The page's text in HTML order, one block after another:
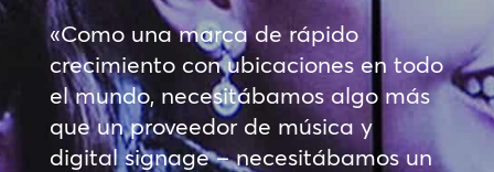
«Como una marca de rápido
crecimiento con ubicaciones en todo
el mundo, necesitábamos algo más
que un proveedor de música y
digital signage – necesitábamos un